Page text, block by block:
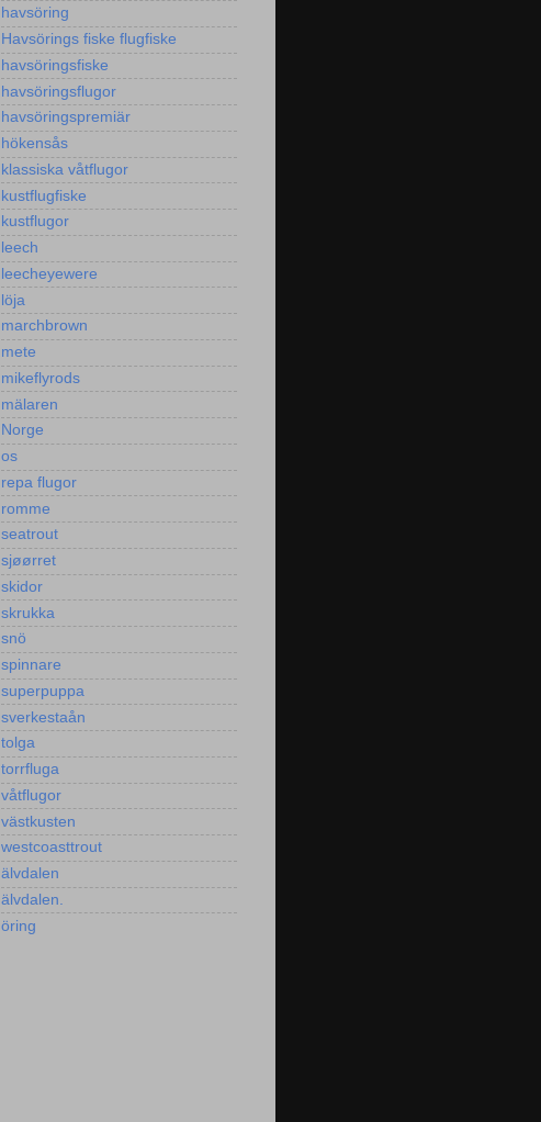
havsöring
Havsörings fiske flugfiske
havsöringsfiske
havsöringsflugor
havsöringspremiär
hökensås
klassiska våtflugor
kustflugfiske
kustflugor
leech
leecheyewere
löja
marchbrown
mete
mikeflyrods
mälaren
Norge
os
repa flugor
romme
seatrout
sjøørret
skidor
skrukka
snö
spinnare
superpuppa
sverkestaån
tolga
torrfluga
våtflugor
västkusten
westcoasttrout
älvdalen
älvdalen.
öring